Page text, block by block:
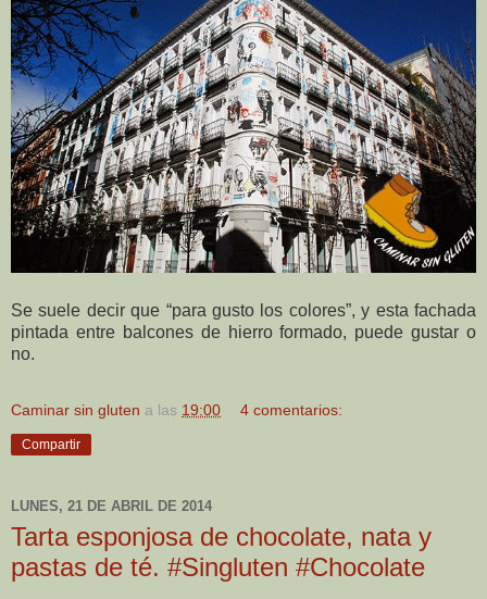
Se suele decir que “para gusto los colores”, y esta fachada
pintada entre balcones de hierro formado, puede gustar o
no.
Caminar sin gluten a las 19:00 4 comentarios:
Compartir
LUNES, 21 DE ABRIL DE 2014
Tarta esponjosa de chocolate, nata y
pastas de té. #Singluten #Chocolate